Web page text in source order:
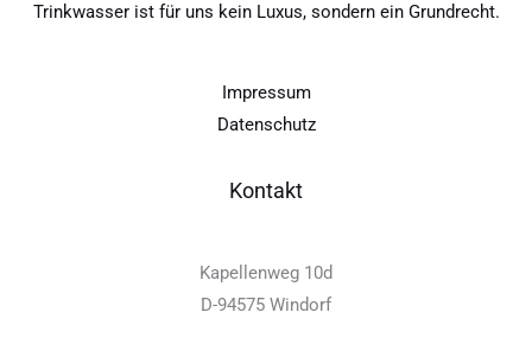
Trinkwasser ist für uns kein Luxus, sondern ein Grundrecht.
Impressum
Datenschutz
Kontakt
Kapellenweg 10d
D-94575 Windorf